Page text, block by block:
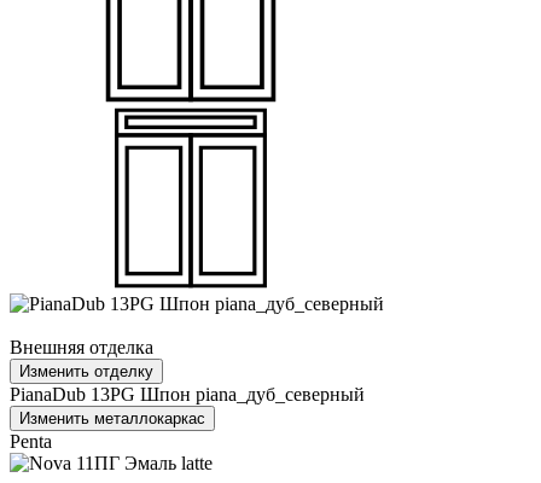
Внешняя отделка
Изменить отделку
PianaDub 13PG Шпон piana_дуб_северный
Изменить металлокаркас
Penta